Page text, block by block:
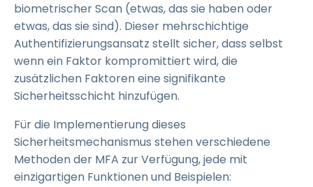
biometrischer Scan (etwas, das sie haben oder
etwas, das sie sind). Dieser mehrschichtige
Authentifizierungsansatz stellt sicher, dass selbst
wenn ein Faktor kompromittiert wird, die
zusätzlichen Faktoren eine signifikante
Sicherheitsschicht hinzufügen.
Für die Implementierung dieses
Sicherheitsmechanismus stehen verschiedene
Methoden der MFA zur Verfügung, jede mit
einzigartigen Funktionen und Beispielen: